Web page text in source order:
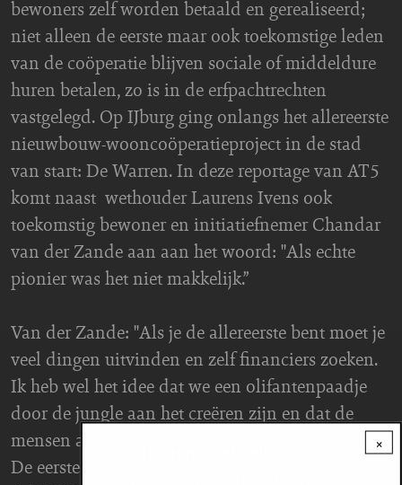
bewoners zelf worden betaald en gerealiseerd;
niet alleen de eerste maar ook toekomstige leden
van de coöperatie blijven sociale of middeldure
huren betalen, zo is in de erfpachtrechten
vastgelegd. Op IJburg ging onlangs het allereerste
nieuwbouw-wooncoöperatieproject in de stad
van start: De Warren. In deze reportage van AT5
komt naast wethouder Laurens Ivens ook
toekomstig bewoner en initiatiefnemer Chandar
van der Zande aan aan het woord: "Als echte
pionier was het niet makkelijk.’’
Van der Zande: "Als je de allereerste bent moet je
veel dingen uitvinden en zelf financiers zoeken.
Ik heb wel het idee dat we een olifantenpaadje
door de jungle aan het creëren zijn en dat de
mensen achter ons het nu al makkelijker hebben."
De eerste experimenten, zoals De Warren, hebben
×